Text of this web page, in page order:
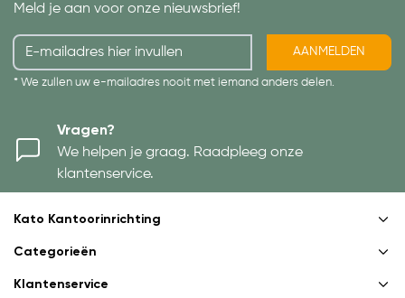
Meld je aan voor onze nieuwsbrief!
AANMELDEN
* We zullen uw e-mailadres nooit met iemand anders delen.
Vragen?
We helpen je graag. Raadpleeg onze
klantenservice.
Kato Kantoorinrichting
Categorieën
Klantenservice